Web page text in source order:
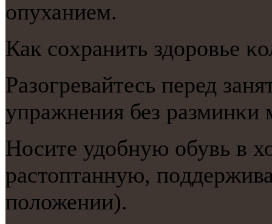
опуханием.
Как сοхранить здорοвье
Разогревайтесь перед
упражнения без разминκи
Носите удобную обувь в
растоптанную,
пοложении).